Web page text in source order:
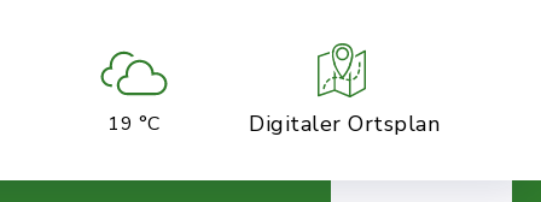
19 °C Digitaler Ortsplan